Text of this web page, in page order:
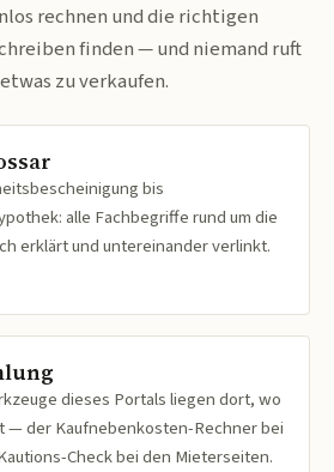
rechnen und die richtigen
finden — und niemand ruft
zu verkaufen.
bis
alle Fachbegriffe rund um die
erklärt und untereinander verlinkt.
dieses Portals liegen dort, wo
— der Kaufnebenkosten-Rechner bei
Check bei den Mieterseiten.